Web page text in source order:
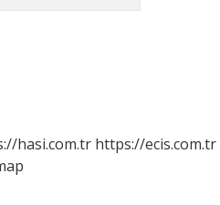
hasi.com.tr https://ecis.com.tr